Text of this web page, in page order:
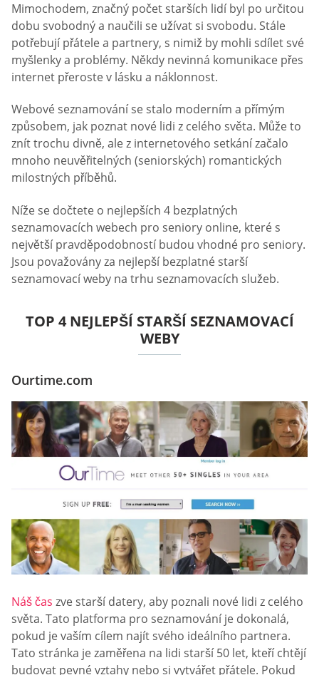
Mimochodem, značný počet starších lidí byl po určitou
dobu svobodný a naučili se užívat si svobodu. Stále
potřebují přátele a partnery, s nimiž by mohli sdílet své
myšlenky a problémy. Někdy nevinná komunikace přes
internet přeroste v lásku a náklonnost.
Webové seznamování se stalo moderním a přímým
způsobem, jak poznat nové lidi z celého světa. Může to
znít trochu divně, ale z internetového setkání začalo
mnoho neuvěřitelných (seniorských) romantických
milostných příběhů.
Níže se dočtete o nejlepších 4 bezplatných
seznamovacích webech pro seniory online, které s
největší pravděpodobností budou vhodné pro seniory.
Jsou považovány za nejlepší bezplatné starší
seznamovací weby na trhu seznamovacích služeb.
TOP 4 NEJLEPŠÍ STARŠÍ SEZNAMOVACÍ
WEBY
Ourtime.com
Náš čas zve starší datery, aby poznali nové lidi z celého
světa. Tato platforma pro seznamování je dokonalá,
pokud je vaším cílem najít svého ideálního partnera.
Tato stránka je zaměřena na lidi starší 50 let, kteří chtějí
budovat pevné vztahy nebo si vytvářet přátele. Pokud